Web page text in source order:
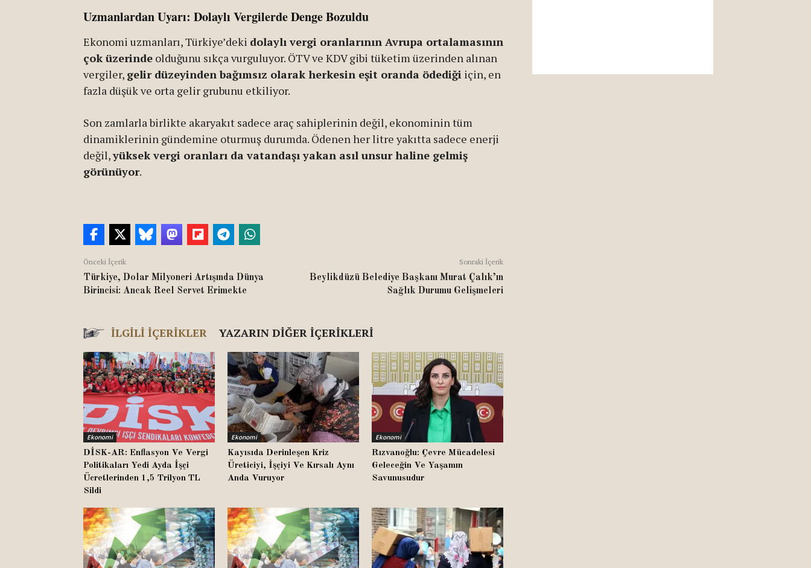
Uzmanlardan Uyarı: Dolaylı Vergilerde Denge Bozuldu
Ekonomi uzmanları, Türkiye’deki dolaylı vergi oranlarının Avrupa ortalamasının
çok üzerinde olduğunu sıkça vurguluyor. ÖTV ve KDV gibi tüketim üzerinden alınan
vergiler, gelir düzeyinden bağımsız olarak herkesin eşit oranda ödediği için, en
fazla düşük ve orta gelir grubunu etkiliyor.
Son zamlarla birlikte akaryakıt sadece araç sahiplerinin değil, ekonominin tüm
dinamiklerinin gündemine oturmuş durumda. Ödenen her litre yakıtta sadece enerji
değil,yüksek vergi oranları da vatandaşı yakan asıl unsur haline gelmiş
görünüyor.
Önceki İçerik
Türkiye, Dolar Milyoneri Artışında Dünya
Birincisi: Ancak Reel Servet Erimekte
Sonraki İçerik
Beylikdüzü Belediye Başkanı Murat Çalık’ın
Sağlık Durumu Gelişmeleri
İLGILI İÇERIKLER YAZARIN DIĞER İÇERIKLERI
Ekonomi
DİSK-AR: Enflasyon Ve Vergi
Politikaları Yedi Ayda İşçi
Ücretlerinden 1,5 Trilyon TL
Sildi
Ekonomi
Kayısıda Derinleşen Kriz
Üreticiyi, İşçiyi Ve Kırsalı Aynı
Anda Vuruyor
Ekonomi
Rızvanoğlu: Çevre Mücadelesi
Geleceğin Ve Yaşamın
Savunusudur